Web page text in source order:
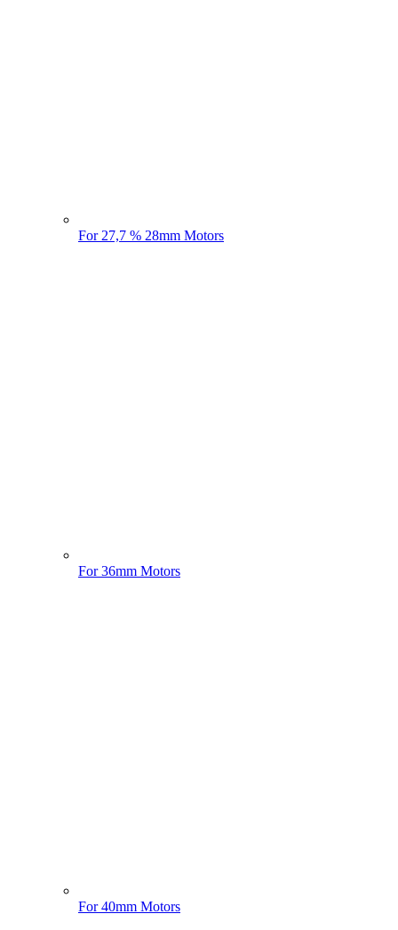
For 27,7 % 28mm Motors
For 36mm Motors
For 40mm Motors